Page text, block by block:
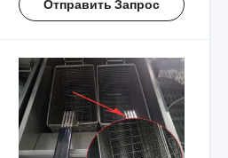
Отправить Запрос